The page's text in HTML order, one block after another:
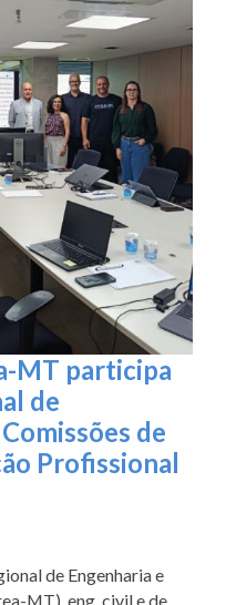
MT participa
de
de
Profissional
de Engenharia e
MT), eng. civil e de